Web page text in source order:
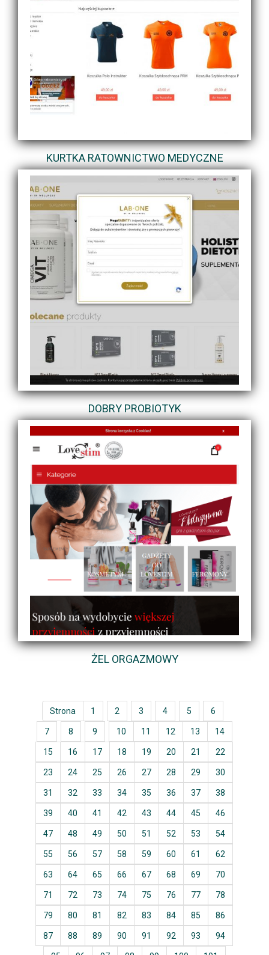
KURTKA RATOWNICTWO MEDYCZNE
DOBRY PROBIOTYK
ŻEL ORGAZMOWY
Strona 1 2 3 4 5 6
7 8 9 10 11 12 13 14
15 16 17 18 19 20 21 22
23 24 25 26 27 28 29 30
31 32 33 34 35 36 37 38
39 40 41 42 43 44 45 46
47 48 49 50 51 52 53 54
55 56 57 58 59 60 61 62
63 64 65 66 67 68 69 70
71 72 73 74 75 76 77 78
79 80 81 82 83 84 85 86
87 88 89 90 91 92 93 94